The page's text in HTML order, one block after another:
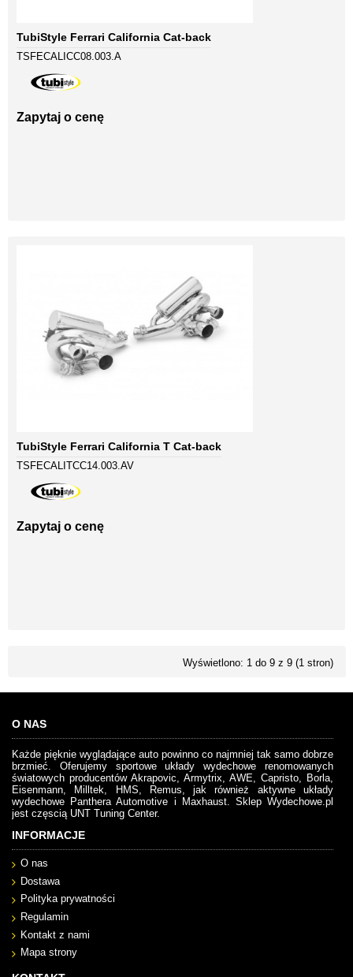
TubiStyle Ferrari California Cat-back
TSFECALICC08.003.A
Zapytaj o cenę
TubiStyle Ferrari California T Cat-back
TSFECALITCC14.003.AV
Zapytaj o cenę
Wyświetlono: 1 do 9 z 9 (1 stron)
O NAS
Każde pięknie wyglądające auto powinno co najmniej tak samo dobrze
brzmieć. Oferujemy sportowe układy wydechowe renomowanych
światowych producentów Akrapovic, Armytrix, AWE, Capristo, Borla,
Eisenmann, Milltek, HMS, Remus, jak również aktywne układy
wydechowe Panthera Automotive i Maxhaust. Sklep Wydechowe.pl
jest częscią UNT Tuning Center.
INFORMACJE
O nas
Dostawa
Polityka prywatności
Regulamin
Kontakt z nami
Mapa strony